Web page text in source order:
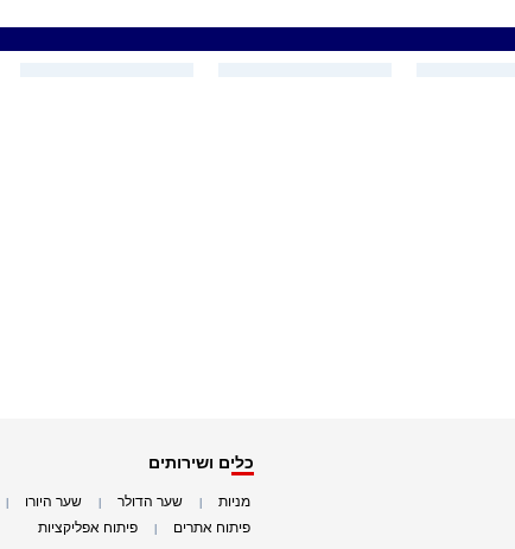
כלים ושירותים
מניות שער הדולר שער היורו
פיתוח אתרים פיתוח אפליקציות